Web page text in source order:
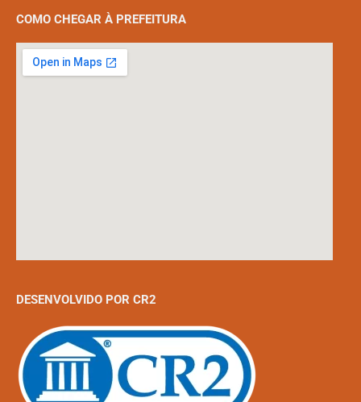
COMO CHEGAR À PREFEITURA
DESENVOLVIDO POR CR2